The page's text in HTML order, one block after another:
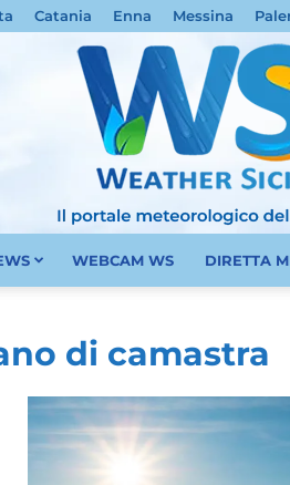
Catania Enna Messina
WEBCAM WS DIRETTA
di camastra